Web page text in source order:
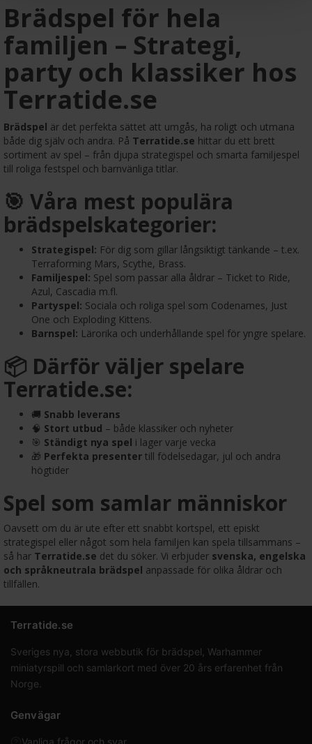
Brädspel för hela
familjen – Strategi,
party och klassiker hos
Terratide.se
Brädspel är det perfekta sättet att umgås, ha roligt och utmana
både dig själv och andra. På Terratide.se hittar du ett brett
sortiment av spel – från djupa strategispel och smarta familjespel
till roliga festspel och barnvänliga titlar.
🎯 Våra mest populära
brädspelskategorier:
Strategispel: För dig som gillar långsiktigt tänkande – t.ex.
Terraforming Mars, Scythe, Brass.
Familjespel: Spel som passar alla åldrar – Ticket to Ride,
Azul, Cascadia m.fl.
Partyspel: Sociala och roliga spel som Codenames, Just
One och Exploding Kittens.
Barnspel: Lärorika och underhållande spel för yngre spelare.
📦 Därför väljer spelare
Terratide.se:
🚚 Snabb leverans
🧠 Stort utbud – både klassiker och nyheter
🎯 Ständigt nya spel i lager varje vecka
🎁 Perfekta presenter till födelsedagar, jul och andra
högtider
Spel som samlar människor
Oavsett om du är ute efter ett snabbt kortspel, ett episkt
strategispel eller något som hela familjen kan spela tillsammans –
så har Terratide.se det du söker. Vi erbjuder svenska, engelska
och språkneutrala brädspel anpassade för olika åldrar och
tillfällen.
Terratide.se
Sveriges nya, stora webbutik för brädspel, Warhammer
miniatyrspill och samlarkort med över 20 års erfarenhet från
Norge.
Genvägar
Vanliga frågor och svar